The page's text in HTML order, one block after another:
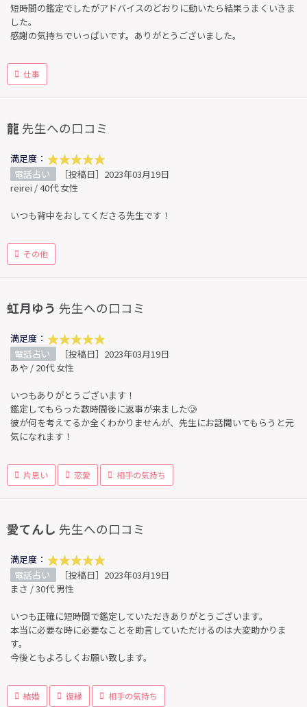
短時間の鑑定でしたがアドバイスのどおりに動いたら結果うまくいきま
した。
感謝の気持ちでいっぱいです。ありがとうございました。
仕事
龍 先生への口コミ
満足度：
電話占い
［投稿日］2023年03月19日
reirei / 40代 女性
いつも背中をおしてくださる先生です！
その他
虹月ゆう 先生への口コミ
満足度：
電話占い
［投稿日］2023年03月19日
あや / 20代 女性
いつもありがとうございます！
鑑定してもらった数時間後に返事が来ました🥲
彼が何を考えてるか全くわかりませんが、先生にお話聞いてもらうと元
気になれます！
片思い 恋愛 相手の気持ち
愛てんし 先生への口コミ
満足度：
電話占い
［投稿日］2023年03月19日
まさ / 30代 男性
いつも正確に短時間で鑑定していただきありがとうございます。
本当に必要な時に必要なことを助言していただけるのは大変助かりま
す。
今後ともよろしくお願い致します。
結婚 復縁 相手の気持ち